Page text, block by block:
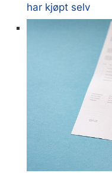
har kjøpt selv